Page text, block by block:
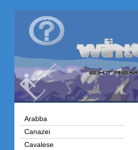
Arabba
Canazei
Cavalese